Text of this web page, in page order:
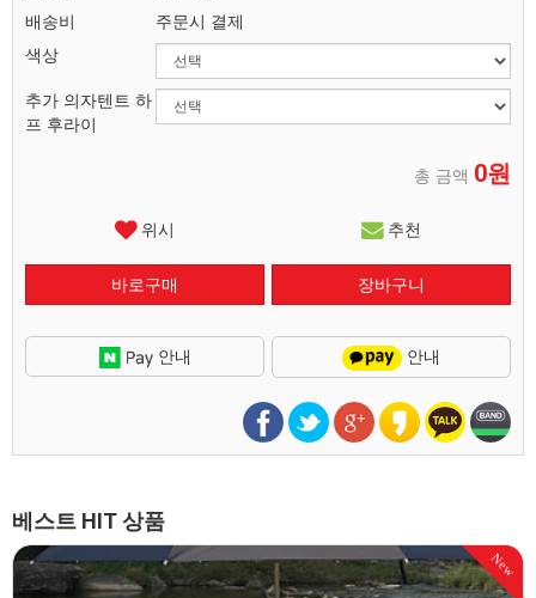
배송비
주문시 결제
색상
추가 의자텐트 하
프 후라이
총 금액 0원
위시 추천
안내 안내
베스트 HIT 상품